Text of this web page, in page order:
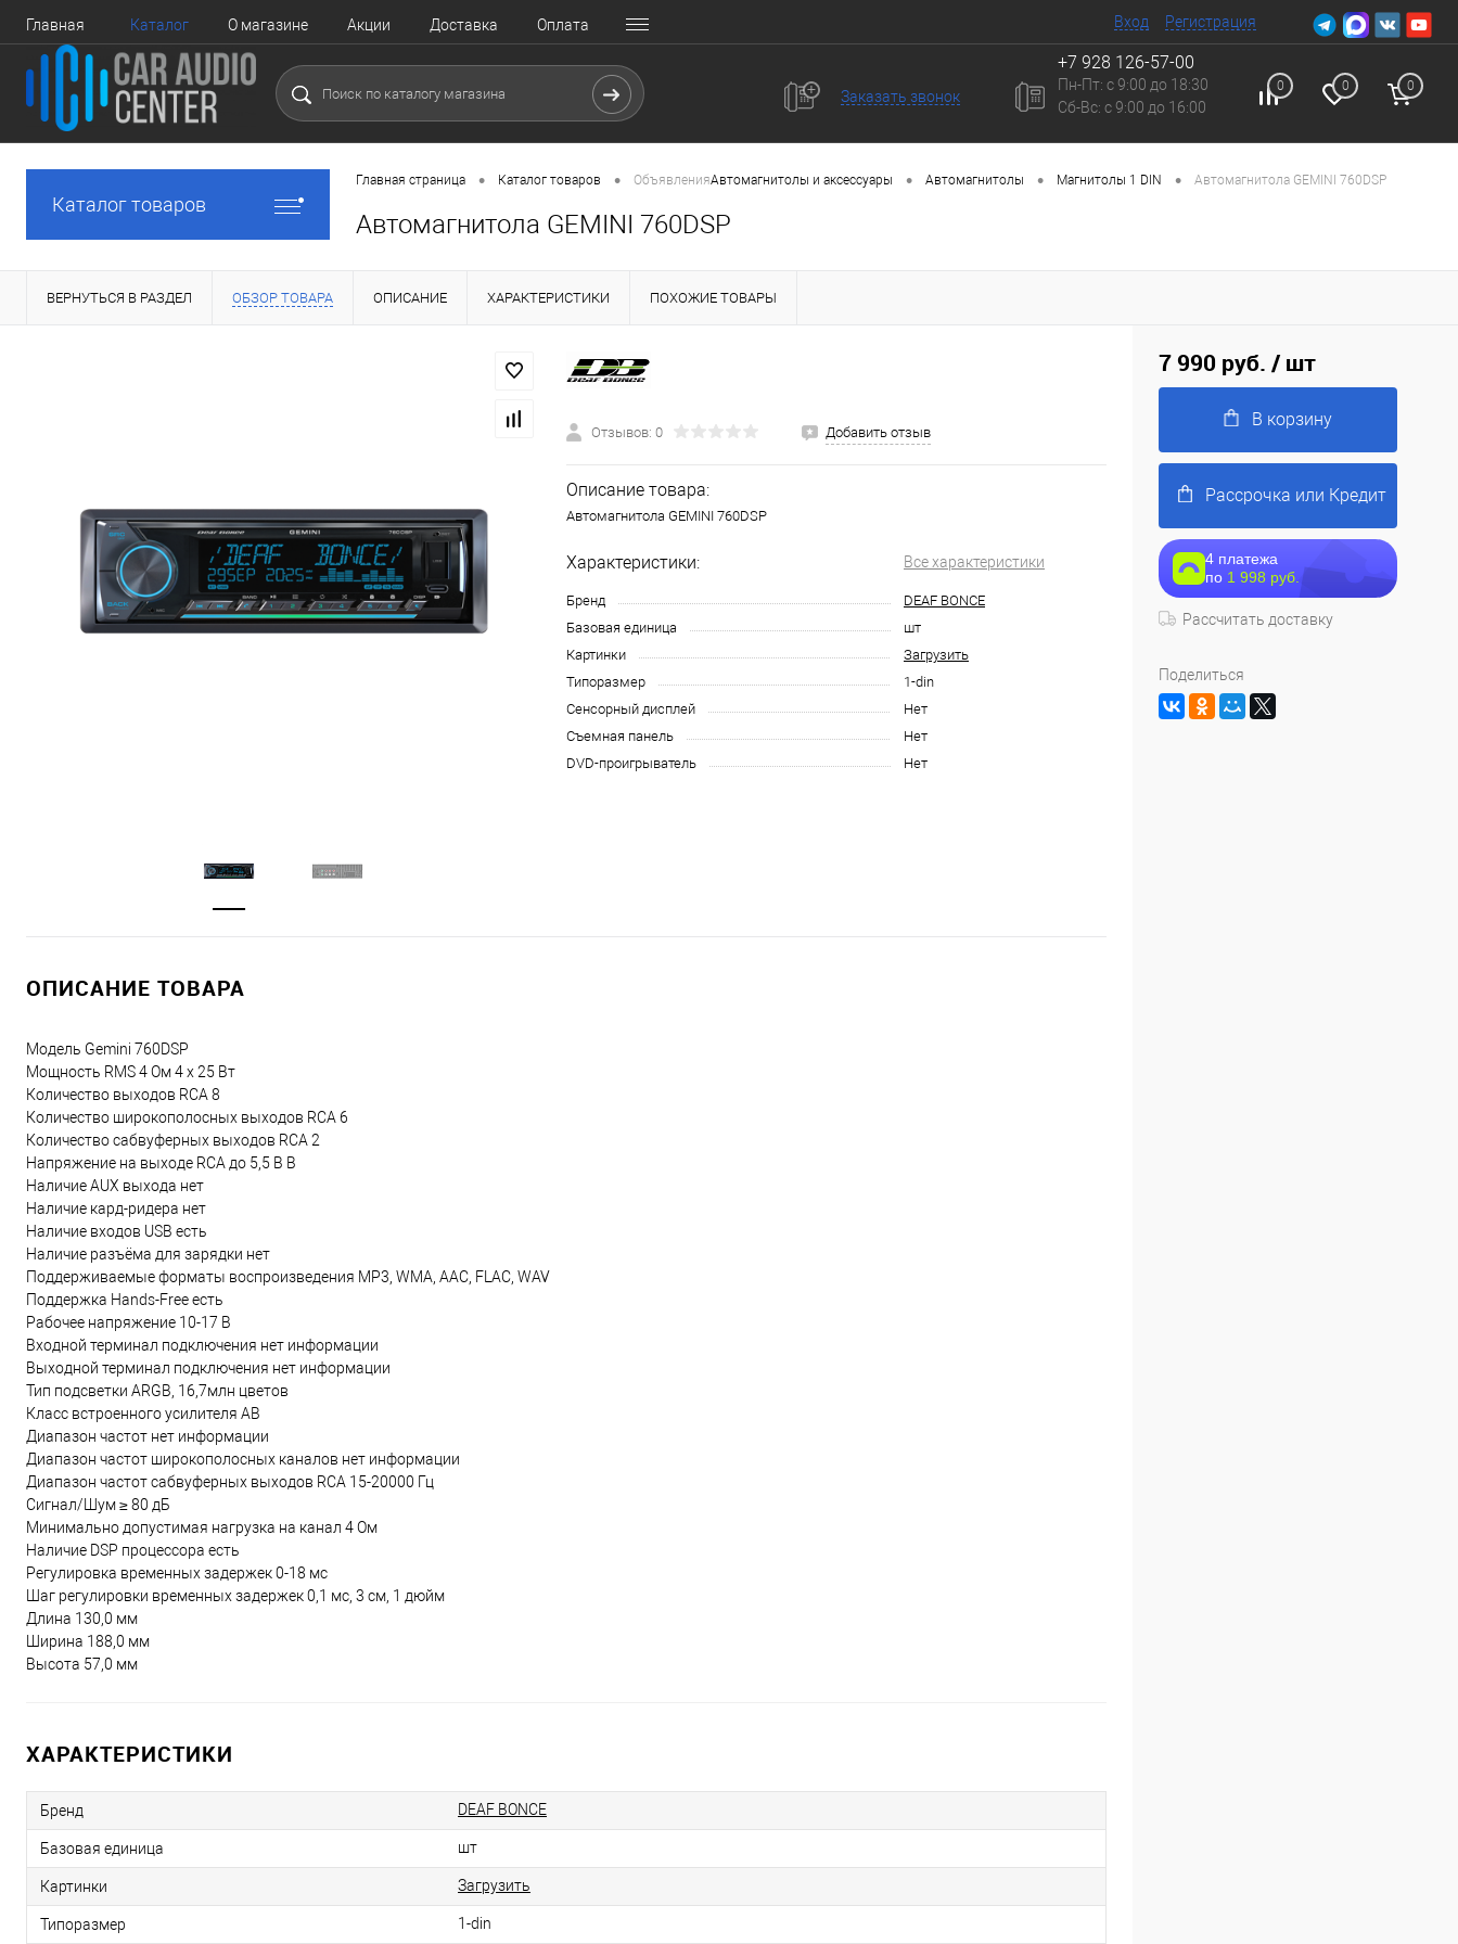
Главная Каталог О магазине Акции Доставка Оплата Вход Регистрация
Заказать звонок
+7 928 126-57-00
Пн-Пт: с 9:00 до 18:30
Сб-Вc: с 9:00 до 16:00
0 0 0
Каталог товаров
Главная страница • Каталог товаров • ОбъявленияАвтомагнитолы и аксессуары • Автомагнитолы • Магнитолы 1 DIN • Автомагнитола GEMINI 760DSP
Автомагнитола GEMINI 760DSP
ВЕРНУТЬСЯ В РАЗДЕЛ ОБЗОР ТОВАРА ОПИСАНИЕ ХАРАКТЕРИСТИКИ ПОХОЖИЕ ТОВАРЫ
Отзывов: 0 Добавить отзыв
Описание товара:
Автомагнитола GEMINI 760DSP
Характеристики: Все характеристики
Бренд
DEAF BONCE
Базовая единица
шт
Картинки
Загрузить
Типоразмер
1-din
Сенсорный дисплей
Нет
Съемная панель
Нет
DVD-проигрыватель
Нет
ОПИСАНИЕ ТОВАРА
Модель Gemini 760DSP
Мощность RMS 4 Ом 4 x 25 Вт
Количество выходов RCA 8
Количество широкополосных выходов RCA 6
Количество сабвуферных выходов RCA 2
Напряжение на выходе RCA до 5,5 В В
Наличие AUX выхода нет
Наличие кард-ридера нет
Наличие входов USB есть
Наличие разъёма для зарядки нет
Поддерживаемые форматы воспроизведения MP3, WMA, AAC, FLAC, WAV
Поддержка Hands-Free есть
Рабочее напряжение 10-17 В
Входной терминал подключения нет информации
Выходной терминал подключения нет информации
Тип подсветки ARGB, 16,7млн цветов
Класс встроенного усилителя AB
Диапазон частот нет информации
Диапазон частот широкополосных каналов нет информации
Диапазон частот сабвуферных выходов RCA 15-20000 Гц
Сигнал/Шум ≥ 80 дБ
Минимально допустимая нагрузка на канал 4 Ом
Наличие DSP процессора есть
Регулировка временных задержек 0-18 мс
Шаг регулировки временных задержек 0,1 мс, 3 см, 1 дюйм
Длина 130,0 мм
Ширина 188,0 мм
Высота 57,0 мм
ХАРАКТЕРИСТИКИ
Бренд DEAF BONCE
Базовая единица шт
Картинки Загрузить
Типоразмер 1-din
7 990 руб. / шт
В корзину
Рассрочка или Кредит
4 платежа
по 1 998 руб.
Рассчитать доставку
Поделиться